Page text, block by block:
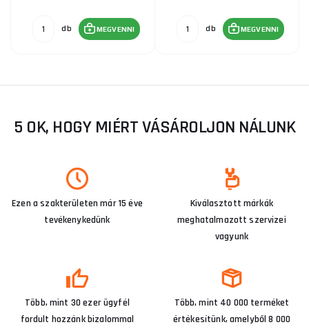
db MEGVENNI db MEGVENNI
5 OK, HOGY MIÉRT VÁSÁROLJON NÁLUNK
Ezen a szakterületen már 15 éve
tevékenykedünk
Kiválasztott márkák
meghatalmazott szervizei
vagyunk
Több, mint 30 ezer ügyfél
fordult hozzánk bizalommal
Több, mint 40 000 terméket
értékesítünk, amelyből 8 000